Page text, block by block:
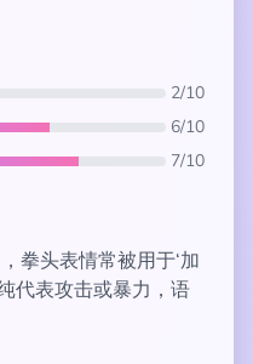
2/10
6/10
7/10
拳头表情常被用于‘加
纯代表攻击或暴力，语